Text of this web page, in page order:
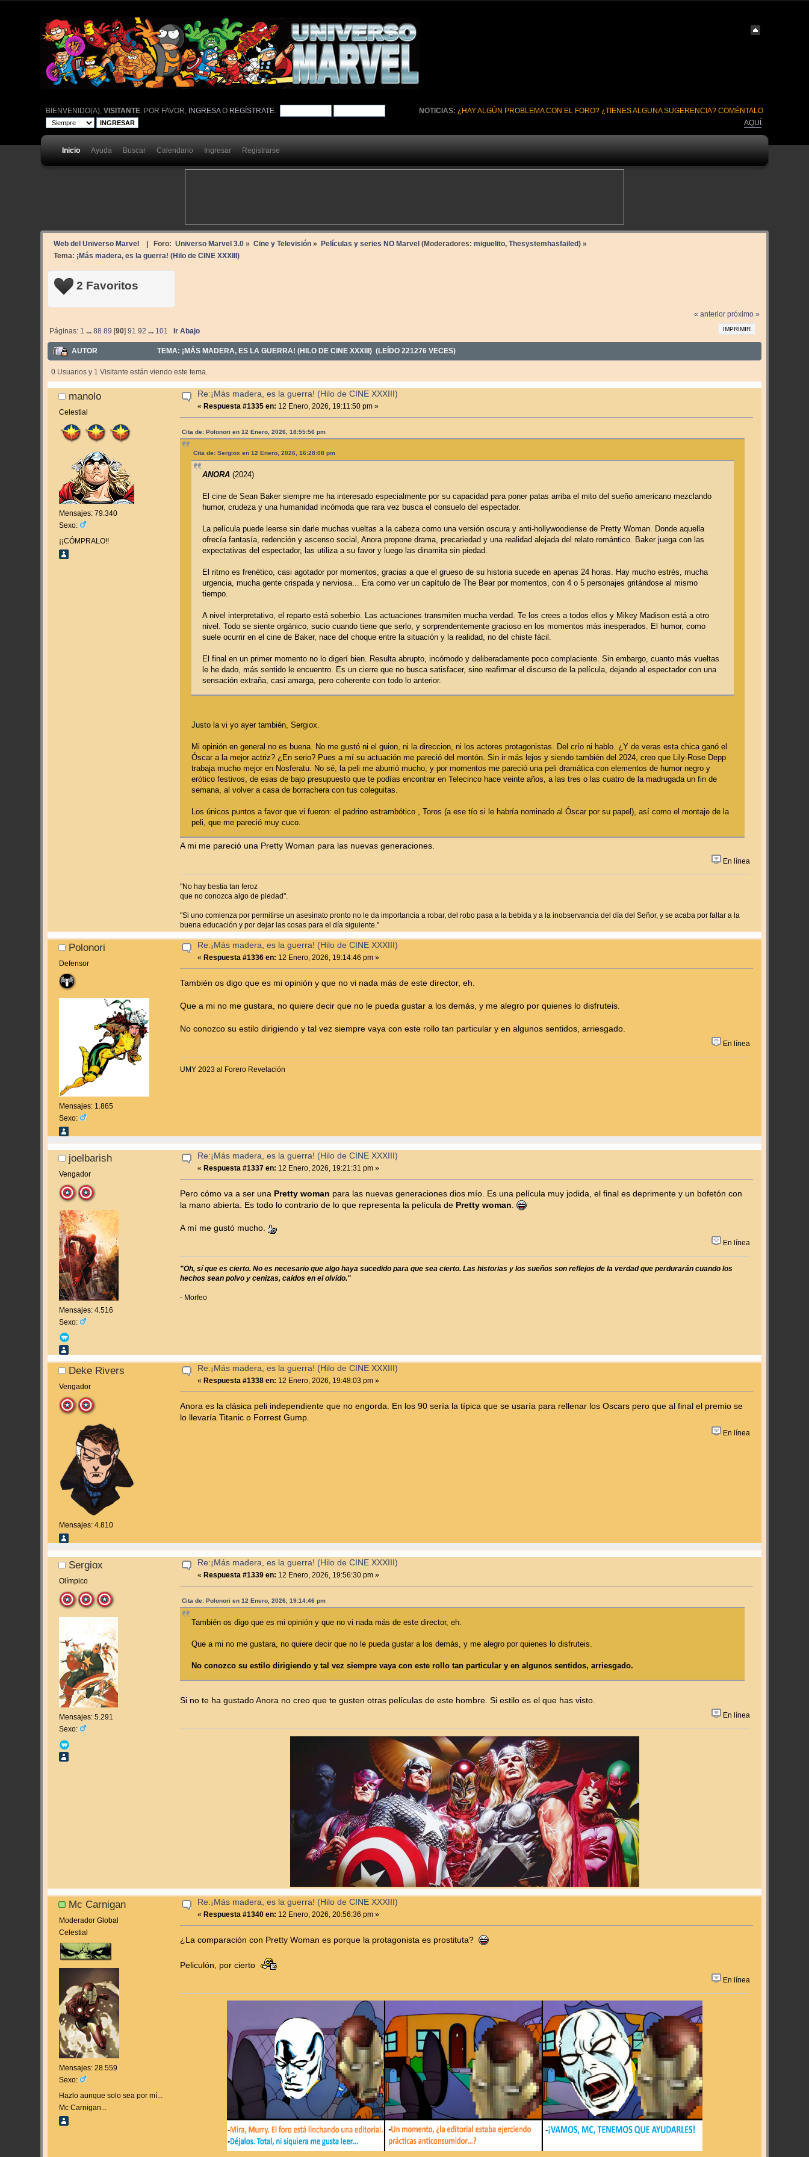
NOTICIAS: ¿HAY ALGÚN PROBLEMA CON EL FORO? ¿TIENES ALGUNA SUGERENCIA? COMÉNTALO
AQUÍ
BIENVENIDO(A), VISITANTE. POR FAVOR, INGRESAO REGÍSTRATE.
Inicio Ayuda Buscar Calendario Ingresar Registrarse
Web del Universo Marvel | Foro: Universo Marvel 3.0» Cine y Televisión» Películas y series NO Marvel (Moderadores: miguelito, Thesystemhasfailed) »
Tema: ¡Más madera, es la guerra! (Hilo de CINE XXXIII)
2 Favoritos
« anterior próximo »
IMPRIMIR
Páginas: 1 ... 88 89 [90] 91 92 ... 101 Ir Abajo
AUTOR TEMA: ¡MÁS MADERA, ES LA GUERRA! (HILO DE CINE XXXIII) (LEÍDO 221276 VECES)
0 Usuarios y 1 Visitante están viendo este tema.
manolo
Celestial
Mensajes: 79.340
Sexo:
¡¡CÓMPRALO!!
Re:¡Más madera, es la guerra! (Hilo de CINE XXXIII)
«Respuesta #1335 en: 12 Enero, 2026, 19:11:50 pm »
Cita de: Polonori en 12 Enero, 2026, 18:55:56 pm
Cita de: Sergiox en 12 Enero, 2026, 16:28:08 pm
ANORA(2024)
El cine de Sean Baker siempre me ha interesado especialmente por su capacidad para poner patas arriba el mito del sueño americano mezclando
humor, crudeza y una humanidad incómoda que rara vez busca el consuelo del espectador.
La película puede leerse sin darle muchas vueltas a la cabeza como una versión oscura y anti-hollywoodiense de Pretty Woman. Donde aquella
ofrecía fantasía, redención y ascenso social, Anora propone drama, precariedad y una realidad alejada del relato romántico. Baker juega con las
expectativas del espectador, las utiliza a su favor y luego las dinamita sin piedad.
El ritmo es frenético, casi agotador por momentos, gracias a que el grueso de su historia sucede en apenas 24 horas. Hay mucho estrés, mucha
urgencia, mucha gente crispada y nerviosa... Era como ver un capítulo de The Bear por momentos, con 4 o 5 personajes gritándose al mismo
tiempo.
A nivel interpretativo, el reparto está soberbio. Las actuaciones transmiten mucha verdad. Te los crees a todos ellos y Mikey Madison está a otro
nivel. Todo se siente orgánico, sucio cuando tiene que serlo, y sorprendentemente gracioso en los momentos más inesperados. El humor, como
suele ocurrir en el cine de Baker, nace del choque entre la situación y la realidad, no del chiste fácil.
El final en un primer momento no lo digerí bien. Resulta abrupto, incómodo y deliberadamente poco complaciente. Sin embargo, cuanto más vueltas
le he dado, más sentido le encuentro. Es un cierre que no busca satisfacer, sino reafirmar el discurso de la película, dejando al espectador con una
sensación extraña, casi amarga, pero coherente con todo lo anterior.
Justo la vi yo ayer también, Sergiox.
Mi opinión en general no es buena. No me gustó ni el guion, ni la direccion, ni los actores protagonistas. Del crío ni hablo. ¿Y de veras esta chica ganó el
Óscar a la mejor actriz? ¿En serio? Pues a mí su actuación me pareció del montón. Sin ir más lejos y siendo también del 2024, creo que Lily-Rose Depp
trabaja mucho mejor en Nosferatu. No sé, la peli me aburrió mucho, y por momentos me pareció una peli dramática con elementos de humor negro y
erótico festivos, de esas de bajo presupuesto que te podías encontrar en Telecinco hace veinte años, a las tres o las cuatro de la madrugada un fin de
semana, al volver a casa de borrachera con tus coleguitas.
Los únicos puntos a favor que vi fueron: el padrino estrambótico , Toros (a ese tío si le habría nominado al Óscar por su papel), así como el montaje de la
peli, que me pareció muy cuco.
A mi me pareció una Pretty Woman para las nuevas generaciones.
En línea
"No hay bestia tan feroz
que no conozca algo de piedad".
"Si uno comienza por permitirse un asesinato pronto no le da importancia a robar, del robo pasa a la bebida y a la inobservancia del día del Señor, y se acaba por faltar a la
buena educación y por dejar las cosas para el día siguiente."
Polonori
Defensor
Mensajes: 1.865
Sexo:
Re:¡Más madera, es la guerra! (Hilo de CINE XXXIII)
« Respuesta #1336 en: 12 Enero, 2026, 19:14:46 pm »
También os digo que es mi opinión y que no vi nada más de este director, eh.
Que a mi no me gustara, no quiere decir que no le pueda gustar a los demás, y me alegro por quienes lo disfruteis.
No conozco su estilo dirigiendo y tal vez siempre vaya con este rollo tan particular y en algunos sentidos, arriesgado.
En línea
UMY 2023 al Forero Revelación
joelbarish
Vengador
Mensajes: 4.516
Sexo:
Re:¡Más madera, es la guerra! (Hilo de CINE XXXIII)
« Respuesta #1337 en: 12 Enero, 2026, 19:21:31 pm »
Pero cómo va a ser una Pretty woman para las nuevas generaciones dios mío. Es una película muy jodida, el final es deprimente y un bofetón con
la mano abierta. Es todo lo contrario de lo que representa la película de Pretty woman .
A mí me gustó mucho.
En línea
"Oh, sí que es cierto. No es necesario que algo haya sucedido para que sea cierto. Las historias y los sueños son reflejos de la verdad que perdurarán cuando los
hechos sean polvo y cenizas, caídos en el olvido."
- Morfeo
Deke Rivers
Vengador
Mensajes: 4.810
Re:¡Más madera, es la guerra! (Hilo de CINE XXXIII)
« Respuesta #1338 en: 12 Enero, 2026, 19:48:03 pm »
Anora es la clásica peli independiente que no engorda. En los 90 sería la típica que se usaría para rellenar los Oscars pero que al final el premio se
lo llevaría Titanic o Forrest Gump.
En línea
Sergiox
Olímpico
Mensajes: 5.291
Sexo:
Re:¡Más madera, es la guerra! (Hilo de CINE XXXIII)
« Respuesta #1339 en: 12 Enero, 2026, 19:56:30 pm »
Cita de: Polonori en 12 Enero, 2026, 19:14:46 pm
También os digo que es mi opinión y que no vi nada más de este director, eh.
Que a mi no me gustara, no quiere decir que no le pueda gustar a los demás, y me alegro por quienes lo disfruteis.
No conozco su estilo dirigiendo y tal vez siempre vaya con este rollo tan particular y en algunos sentidos, arriesgado.
Si no te ha gustado Anora no creo que te gusten otras películas de este hombre. Si estilo es el que has visto.
En línea
Mc Carnigan
Moderador Global
Celestial
Mensajes: 28.559
Sexo:
Hazlo aunque solo sea por mí...
Mc Carnigan...
Re:¡Más madera, es la guerra! (Hilo de CINE XXXIII)
«Respuesta #1340 en: 12 Enero, 2026, 20:56:36 pm »
¿La comparación con Pretty Woman es porque la protagonista es prostituta?
Peliculón, por cierto
En línea